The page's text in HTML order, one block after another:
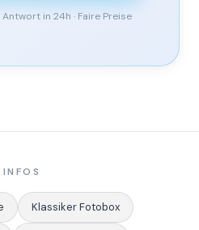
in 24h · Faire Preise
Klassiker Fotobox